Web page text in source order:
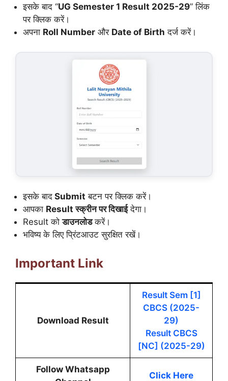
इसके बाद “UG Semester 1 Result 2025-29” लिंक
पर क्लिक करें।
अपना Roll Number और Date of Birth दर्ज करें।
इसके बाद Submit बटन पर क्लिक करें।
आपका Result स्क्रीन पर दिखाईदेगा।
Result कोडाउनलोडकरें।
भविष्य के लिए प्रिंटआउट सुरक्षित रखें।
Important Link
Download Result
Result Sem [1]
CBCS (2025-
29)
Result CBCS
[NC] (2025-29)
Follow Whatsapp
Click Here